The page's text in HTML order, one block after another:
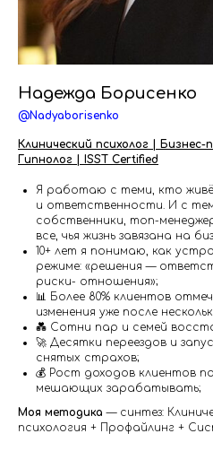
Надежда Борисенко
@Nadyaborisenko
Клинический психолог | Бизнес-
Гипнолог | ISST Certified
Я работаю с теми, кто
и ответственности. И с
собственники, топ-
все, чья жизнь завязана на
10+ лет я понимаю, как
режиме: «решения —
риски- отношения»;
📊 Более 80% клиентов
изменения уже после
💑 Сотни пар и семей
🚀 Десятки переездов и
снятых страхов;
💰 Рост доходов клиентов
мешающих зарабатывать;
Моя методика — синтез:
психология + Профайлинг +